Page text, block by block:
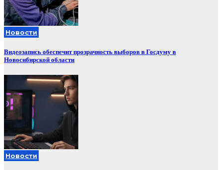
Новости
Видеозапись обеспечит прозрачность выборов в Госдуму в
Новосибирской области
Новости